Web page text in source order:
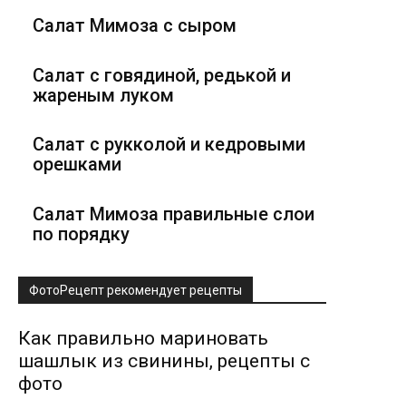
Салат Мимоза с сыром
Салат с говядиной, редькой и
жареным луком
Салат с рукколой и кедровыми
орешками
Салат Мимоза правильные слои
по порядку
ФотоРецепт рекомендует рецепты
Как правильно мариновать
шашлык из свинины, рецепты с
фото